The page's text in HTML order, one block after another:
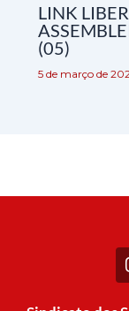
LINK
(05)
5 de março de